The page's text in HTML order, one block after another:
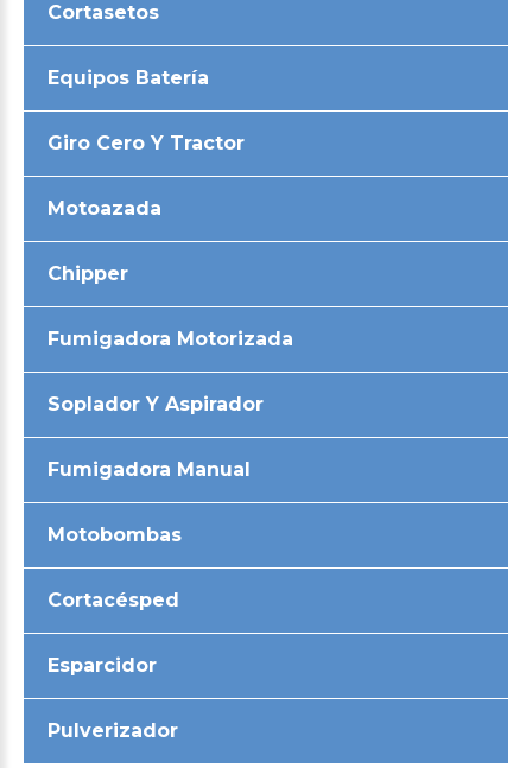
Cortasetos
Equipos Batería
Giro Cero Y Tractor
Motoazada
Chipper
Fumigadora Motorizada
Soplador Y Aspirador
Fumigadora Manual
Motobombas
Cortacésped
Esparcidor
Pulverizador